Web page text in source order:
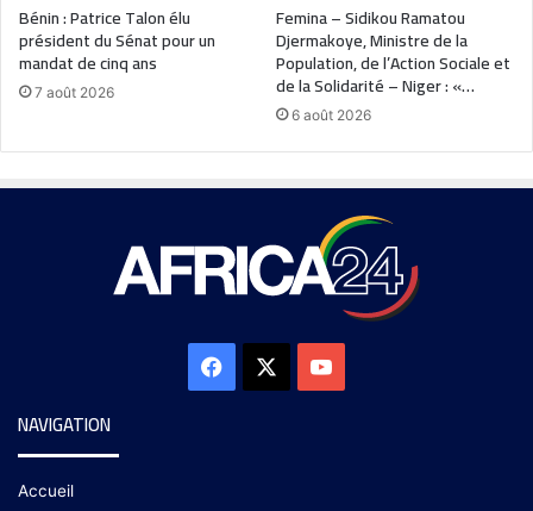
Bénin : Patrice Talon élu
président du Sénat pour un
mandat de cinq ans
7 août 2026
Femina – Sidikou Ramatou
Djermakoye, Ministre de la
Population, de l’Action Sociale et
de la Solidarité – Niger : «…
6 août 2026
NAVIGATION
Accueil